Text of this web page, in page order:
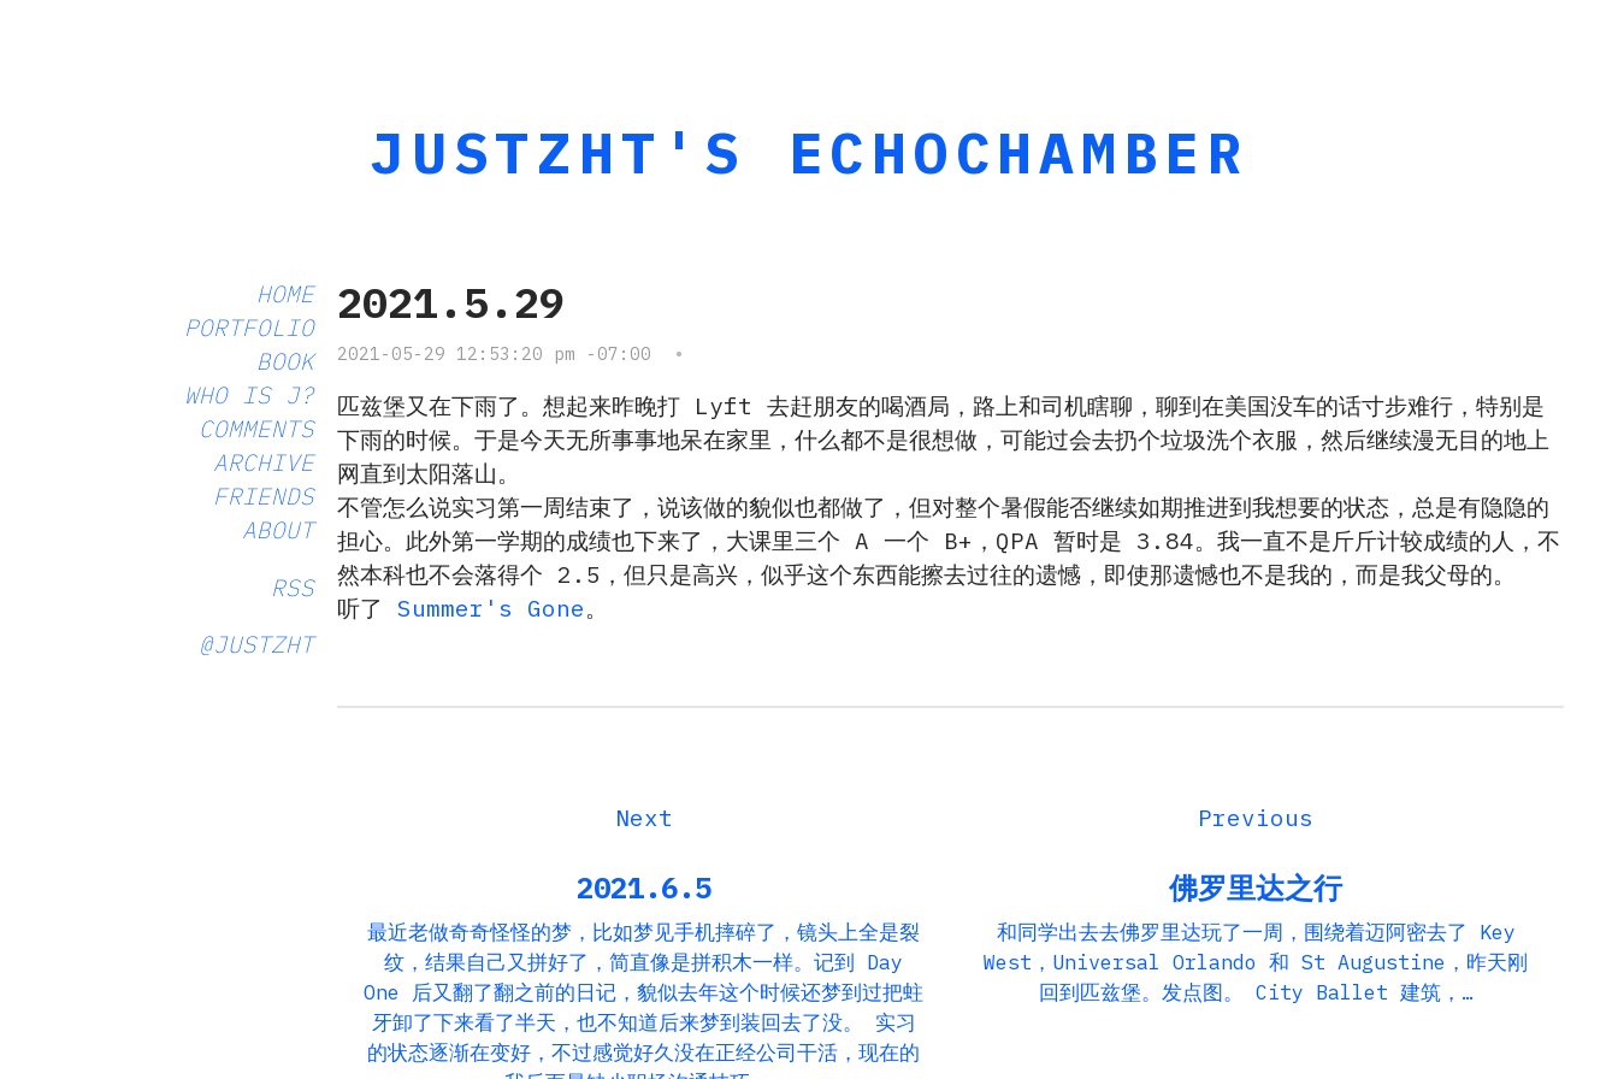
JUSTZHT'S ECHOCHAMBER
HOME
PORTFOLIO
BOOK
WHO IS J?
COMMENTS
ARCHIVE
FRIENDS
ABOUT
RSS
@JUSTZHT
2021.5.29
2021-05-29 12:53:20 pm -07:00 •
匹兹堡又在下雨了。想起来昨晚打 Lyft 去赶朋友的喝酒局，路上和司机瞎聊，聊到在美国没车的话寸步难行，特别是
下雨的时候。于是今天无所事事地呆在家里，什么都不是很想做，可能过会去扔个垃圾洗个衣服，然后继续漫无目的地上
网直到太阳落山。
不管怎么说实习第一周结束了，说该做的貌似也都做了，但对整个暑假能否继续如期推进到我想要的状态，总是有隐隐的
担心。此外第一学期的成绩也下来了，大课里三个 A 一个 B+，QPA 暂时是 3.84。我一直不是斤斤计较成绩的人，不
然本科也不会落得个 2.5，但只是高兴，似乎这个东西能擦去过往的遗憾，即使那遗憾也不是我的，而是我父母的。
听了Summer's Gone。
2021.6.5
最近老做奇奇怪怪的梦，比如梦见手机摔碎了，镜头上全是裂
纹，结果自己又拼好了，简直像是拼积木一样。记到 Day
One 后又翻了翻之前的日记，貌似去年这个时候还梦到过把蛀
牙卸了下来看了半天，也不知道后来梦到装回去了没。 实习
的状态逐渐在变好，不过感觉好久没在正经公司干活，现在的
佛罗里达之行
和同学出去去佛罗里达玩了一周，围绕着迈阿密去了 Key
West，Universal Orlando 和 St Augustine，昨天刚
回到匹兹堡。发点图。 City Ballet 建筑，…